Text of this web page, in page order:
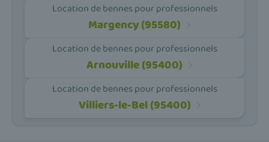
Location de bennes pour professionnels
Margency (95580)
Location de bennes pour professionnels
Arnouville (95400)
Location de bennes pour professionnels
Villiers-le-Bel (95400)